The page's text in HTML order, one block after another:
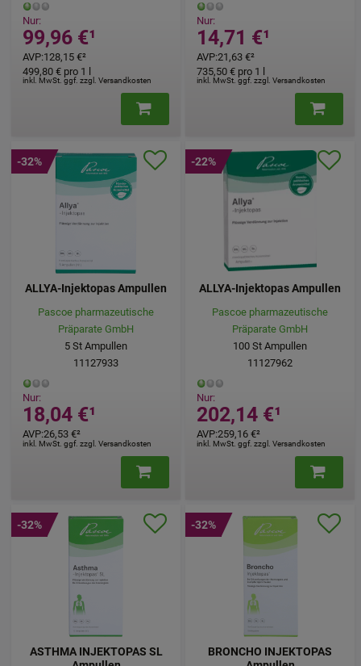
Nur:
99,96 €¹
AVP:128,15 €²
inkl. MwSt. ggf. zzgl. Versandkosten
499,80 € pro 1 l
Nur:
14,71 €¹
AVP:21,63 €²
inkl. MwSt. ggf. zzgl. Versandkosten
735,50 € pro 1 l
ALLYA-Injektopas Ampullen
Pascoe pharmazeutische
Präparate GmbH
5 St Ampullen
11127933
Nur:
18,04 €¹
AVP:26,53 €²
inkl. MwSt. ggf. zzgl. Versandkosten
-32%
ALLYA-Injektopas Ampullen
Pascoe pharmazeutische
Präparate GmbH
100 St Ampullen
11127962
Nur:
202,14 €¹
AVP:259,16 €²
inkl. MwSt. ggf. zzgl. Versandkosten
-22%
ASTHMA INJEKTOPAS SL
-32%
BRONCHO INJEKTOPAS
-32%